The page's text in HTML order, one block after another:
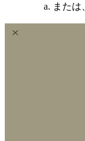
または